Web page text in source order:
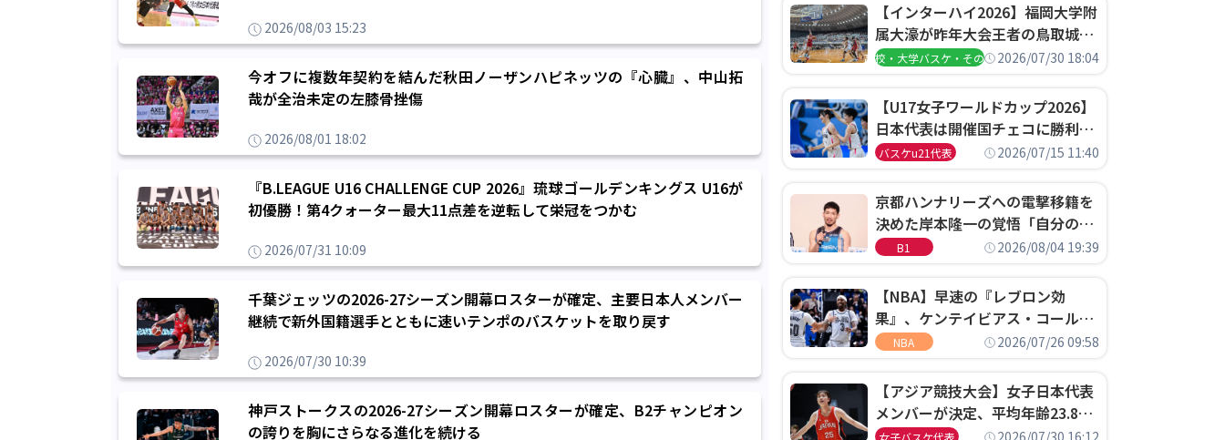
2026/08/03 15:23
今オフに複数年契約を結んだ秋田ノーザンハピネッツの『心臓』、中山拓
哉が全治未定の左膝骨挫傷
2026/08/01 18:02
『B.LEAGUE U16 CHALLENGE CUP 2026』琉球ゴールデンキングス U16が
初優勝！第4クォーター最大11点差を逆転して栄冠をつかむ
2026/07/31 10:09
千葉ジェッツの2026-27シーズン開幕ロスターが確定、主要日本人メンバー
継続で新外国籍選手とともに速いテンポのバスケットを取り戻す
2026/07/30 10:39
神戸ストークスの2026-27シーズン開幕ロスターが確定、B2チャンピオン
の誇りを胸にさらなる進化を続ける
【インターハイ2026】福岡大学附
属大濠が昨年大会王者の鳥取城北
を撃破、大阪薫英女学院は岐阜女
高校・大学バスケ・その他2026/07/30 18:04
【U17女子ワールドカップ2026】
日本代表は開催国チェコに勝利し
て予選グループ3連勝で首位通
決定
バスケu21代表 2026/07/15 11:40
京都ハンナリーズへの電撃移籍を
決めた岸本隆一の覚悟「自分のエ
ゴというちっぽけなことのため
B1 2026/08/04 19:39
【NBA】早速の『レブロン効
果』、ケンテイビアス・コールド
ウェル・ポープがセブンティシク
NBA 2026/07/26 09:58
【アジア競技大会】女子日本代表
メンバーが決定、平均年齢23.8歳
のフレッシュなメンバーが日本開
女子バスケ代表 2026/07/30 16:12